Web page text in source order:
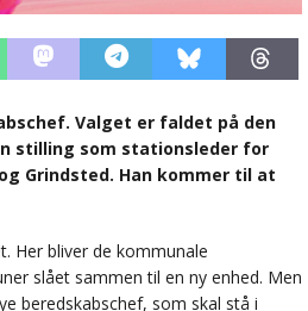
Valget er faldet på den
stilling som stationsleder for
Grindsted. Han kommer til at
Her bliver de kommunale
slået sammen til en ny enhed. Men
beredskabschef, som skal stå i